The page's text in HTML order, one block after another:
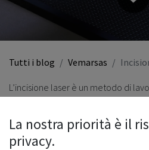
Tutti i blog Vemarsas
L’incisione laser è un metodo di
componente da lavorare per
colore del materiale superficiale
La nostra priorità è il
privacy.